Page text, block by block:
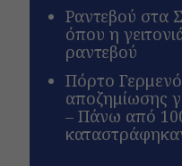
Ραντεβού στα
όπου η
ραντεβού
Πόρτο
αποζημίωσης
– Πάνω από